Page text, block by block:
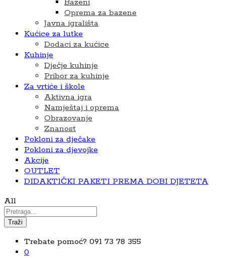
Bazeni
Oprema za bazene
Javna igrališta
Kućice za lutke
Dodaci za kućice
Kuhinje
Dječje kuhinje
Pribor za kuhinje
Za vrtiće i škole
Aktivna igra
Namještaj i oprema
Obrazovanje
Znanost
Pokloni za dječake
Pokloni za djevojke
Akcije
OUTLET
DIDAKTIČKI PAKETI PREMA DOBI DJETETA
All
Traži
Trebate pomoć? 091 73 78 355
0